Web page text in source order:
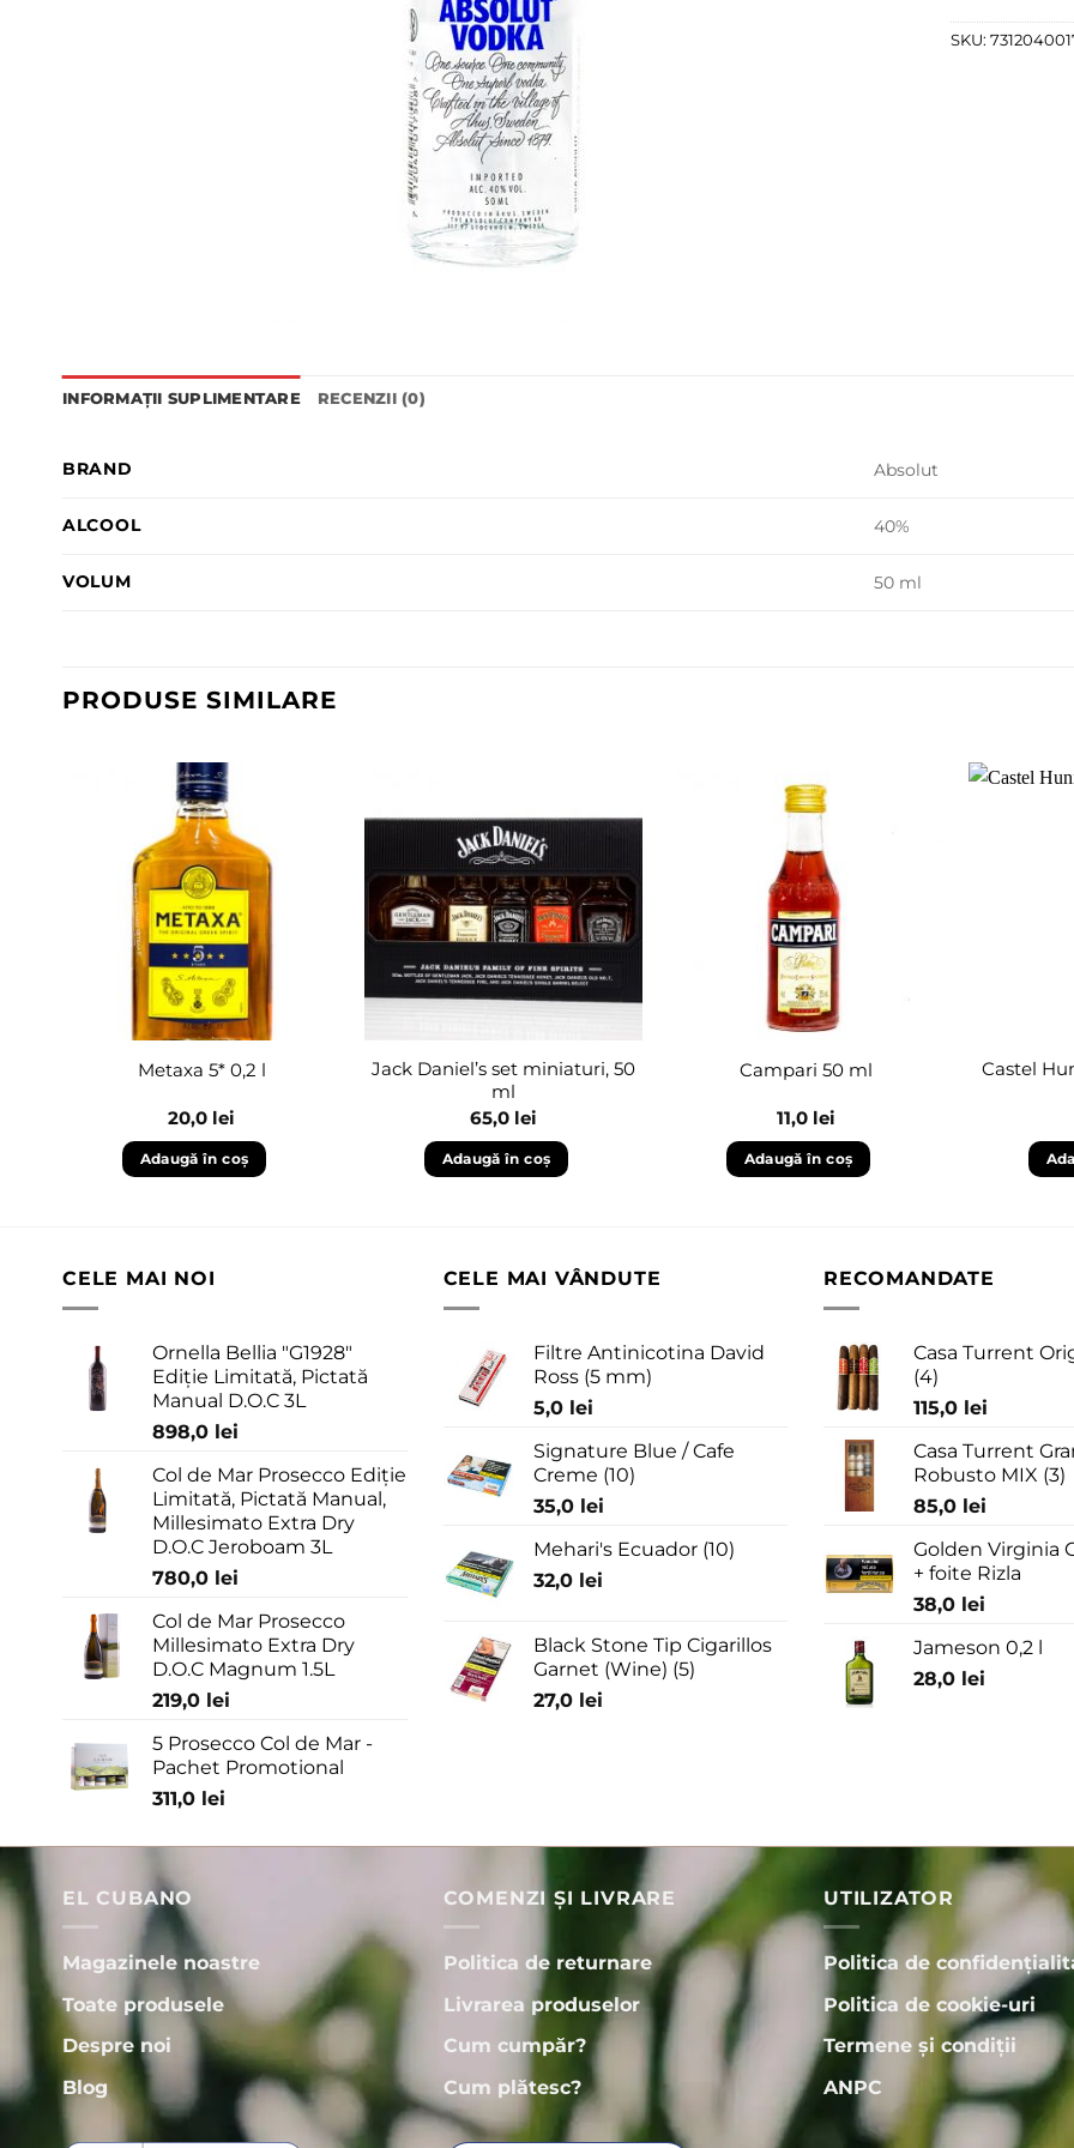
SKU:
INFORMAȚII SUPLIMENTARE RECENZII (0)
BRAND Absolut
ALCOOL 40%
VOLUM 50 ml
PRODUSE SIMILARE
wishlist
Metaxa 5* 0,2 l
20,0 lei
Adaugă în coș
wishlist
Jack Daniel’s set miniaturi, 50
ml
65,0 lei
Adaugă în coș
Campari 50 ml
11,0 lei
Adaugă în coș
Castel
CELE MAI NOI
Ornella Bellia "G1928"
Ediție Limitată, Pictată
Manual D.O.C 3L
898,0 lei
Col de Mar Prosecco Ediție
Limitată, Pictată Manual,
Millesimato Extra Dry
D.O.C Jeroboam 3L
780,0 lei
Col de Mar Prosecco
Millesimato Extra Dry
D.O.C Magnum 1.5L
219,0 lei
5 Prosecco Col de Mar -
Pachet Promotional
311,0 lei
CELE MAI VÂNDUTE
Filtre Antinicotina David
Ross (5 mm)
5,0 lei
Signature Blue / Cafe
Creme (10)
35,0 lei
Mehari's Ecuador (10)
32,0 lei
Black Stone Tip Cigarillos
Garnet (Wine) (5)
27,0 lei
RECOMANDATE
Casa Turrent
(4)
115,0 lei
Casa Turrent
Robusto MIX (3)
85,0 lei
Golden Virginia
+ foite Rizla
38,0 lei
Jameson 0,2 l
28,0 lei
EL CUBANO
Magazinele noastre
Toate produsele
Despre noi
Blog
COMENZI ȘI LIVRARE
Politica de returnare
Livrarea produselor
Cum cumpăr?
Cum plătesc?
UTILIZATOR
Politica de
Politica de cookie-uri
Termene și condiții
ANPC